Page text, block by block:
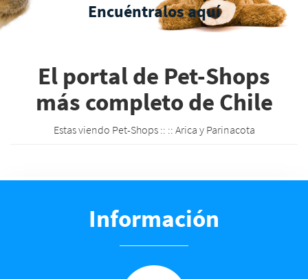
Encuéntralos aquí
El portal de Pet-Shops
más completo de Chile
Estas viendo Pet-Shops :: :: Arica y Parinacota
Información